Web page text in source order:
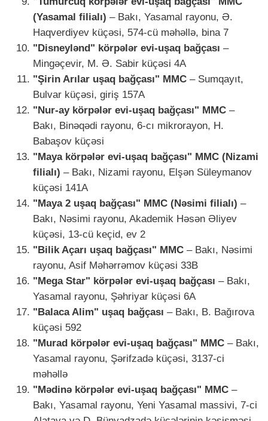
(Yasamal filialı) – Bakı, Yasamal rayonu, Ə.
Haqverdiyev küçəsi, 574-cü məhəllə, bina 7
"Disneylənd" körpələr evi-uşaq bağçası –
Mingəçevir, M. Ə. Sabir küçəsi 4A
"Şirin Arılar uşaq bağçası" MMC – Sumqayıt,
Bulvar küçəsi, giriş 157A
"Nur-ay körpələr evi-uşaq bağçası" MMC –
Bakı, Binəqədi rayonu, 6-cı mikrorayon, H.
Babaşov küçəsi
"Maya körpələr evi-uşaq bağçası" MMC (Nizami
filialı) – Bakı, Nizami rayonu, Elşən Süleymanov
küçəsi 141A
"Maya 2 uşaq bağçası" MMC (Nəsimi filialı) –
Bakı, Nəsimi rayonu, Akademik Həsən Əliyev
küçəsi, 13-cü keçid, ev 2
"Bilik Açarı uşaq bağçası" MMC – Bakı, Nəsimi
rayonu, Asif Məhərrəmov küçəsi 33B
"Mega Star" körpələr evi-uşaq bağçası – Bakı,
Yasamal rayonu, Şəhriyar küçəsi 6A
"Balaca Alim" uşaq bağçası – Bakı, B. Bağırova
küçəsi 592
"Murad körpələr evi-uşaq bağçası" MMC – Bakı,
Yasamal rayonu, Şərifzadə küçəsi, 3137-ci
məhəllə
"Mədinə körpələr evi-uşaq bağçası" MMC –
Bakı, Yasamal rayonu, Yeni Yasamal massivi, 7-ci